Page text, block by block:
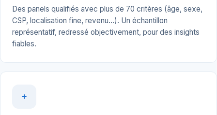
Des panels qualifiés avec plus de 70 critères (âge, sexe,
CSP, localisation fine, revenu…). Un échantillon
représentatif, redressé objectivement, pour des insights
fiables.